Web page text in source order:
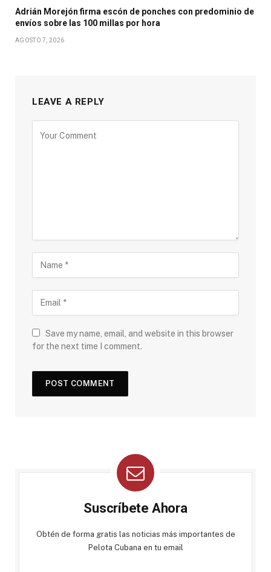
Adrián Morejón firma escón de ponches con predominio de
envíos sobre las 100 millas por hora
AGOSTO 7, 2026
LEAVE A REPLY
Save my name, email, and website in this browser
for the next time I comment.
Suscríbete Ahora
Obtén de forma gratis las noticias más importantes de
Pelota Cubana en tu email